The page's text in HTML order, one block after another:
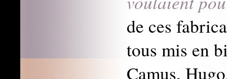
de ces
tous mis en
Camus,